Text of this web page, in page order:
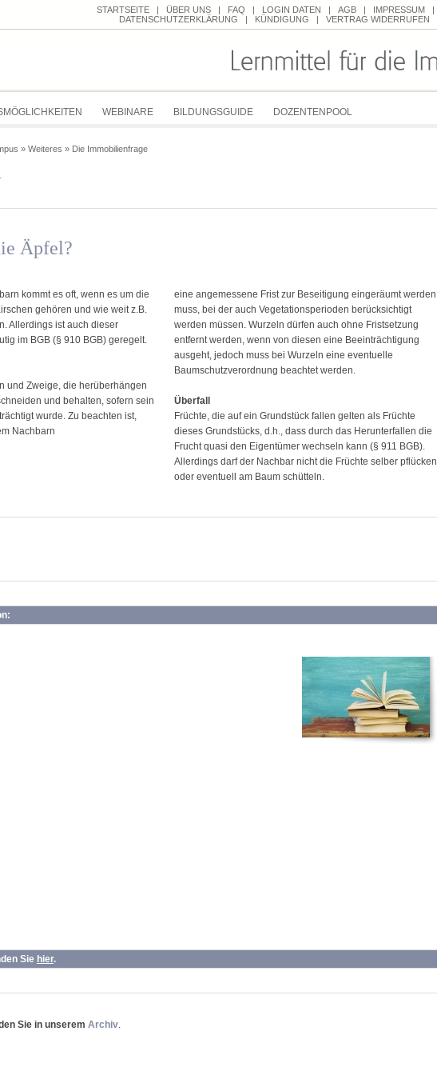
STARTSEITE | ÜBER UNS | FAQ | LOGIN DATEN | AGB | IMPRESSUM
|
DATENSCHUTZERKLÄRUNG
| KÜNDIGUNG | VERTRAG WIDERRUFEN
WEBINARE BILDUNGSGUIDE DOZENTENPOOL
» Weiteres » Die Immobilienfrage
Äpfel?
kommt es oft, wenn es um die
gehören und wie weit z.B.
Allerdings ist auch dieser
im BGB (§ 910 BGB) geregelt.
und Zweige, die herüberhängen
und behalten, sofern sein
wurde. Zu beachten ist,
Nachbarn
eine angemessene Frist zur Beseitigung eingeräumt werden
muss, bei der auch Vegetationsperioden berücksichtigt
werden müssen. Wurzeln dürfen auch ohne Fristsetzung
entfernt werden, wenn von diesen eine Beeinträchtigung
ausgeht, jedoch muss bei Wurzeln eine eventuelle
Baumschutzverordnung beachtet werden.
Überfall
Früchte, die auf ein Grundstück fallen gelten als Früchte
dieses Grundstücks, d.h., dass durch das Herunterfallen die
Frucht quasi den Eigentümer wechseln kann (§ 911 BGB).
Allerdings darf der Nachbar nicht die Früchte selber pflücken
oder eventuell am Baum schütteln.
Sie hier.
Sie in unserem Archiv.